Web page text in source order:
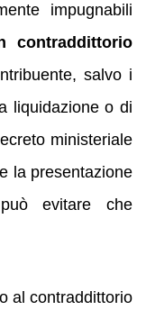
impugnabili
contraddittorio
salvo i
liquidazione o di
ministeriale
la presentazione
evitare che
al contraddittorio